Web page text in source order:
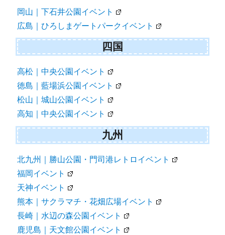
岡山｜下石井公園イベント
広島｜ひろしまゲートパークイベント
四国
高松｜中央公園イベント
徳島｜藍場浜公園イベント
松山｜城山公園イベント
高知｜中央公園イベント
九州
北九州｜勝山公園・門司港レトロイベント
福岡イベント
天神イベント
熊本｜サクラマチ・花畑広場イベント
長崎｜水辺の森公園イベント
鹿児島｜天文館公園イベント